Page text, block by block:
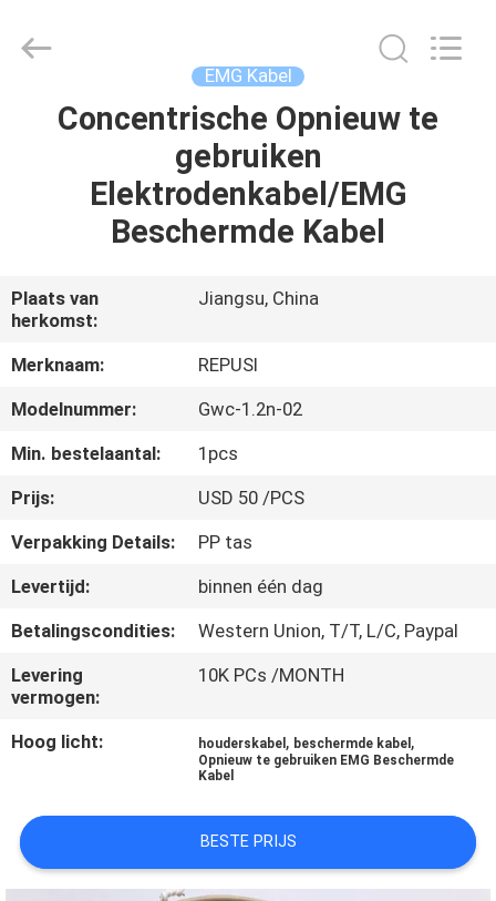
HUIS
PRODUCTEN
ONS
FABRIEKSREIS
KWALITEITSCONTROLE
CONTACTEER
ONS
NIEUWS
VERZOEK
OM EEN
CITAAT
SITEMAP
Co.,Ltd..
EMG Kabel
Concentrische Opnieuw te
gebruiken
Elektrodenkabel/EMG
Beschermde Kabel
Plaats van
herkomst:
Jiangsu, China
Merknaam:
REPUSI
Modelnummer:
Gwc-1.2n-02
Min. bestelaantal:
1pcs
Prijs:
USD 50 /PCS
Verpakking Details:
PP tas
Levertijd:
binnen één dag
Betalingscondities:
Western Union, T/T, L/C, Paypal
Levering
vermogen:
10K PCs /MONTH
Hoog licht: houderskabel , beschermde kabel ,
Opnieuw te gebruiken EMG Beschermde
Kabel
BESTE PRIJS